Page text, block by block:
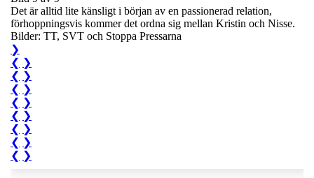
Det är alltid lite känsligt i början av en passionerad relation,
förhoppningsvis kommer det ordna sig mellan Kristin och Nisse.
Bilder: TT, SVT och Stoppa Pressarna
❯
❮ ❯
❮ ❯
❮ ❯
❮ ❯
❮ ❯
❮ ❯
❮ ❯
❮ ❯